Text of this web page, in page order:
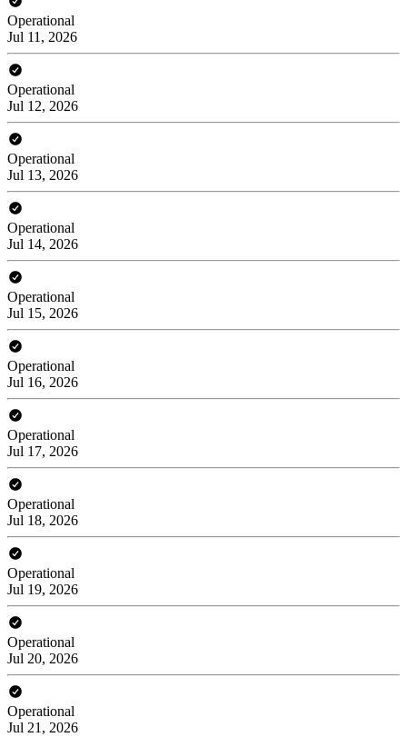
Operational
Jul 11, 2026
Operational
Jul 12, 2026
Operational
Jul 13, 2026
Operational
Jul 14, 2026
Operational
Jul 15, 2026
Operational
Jul 16, 2026
Operational
Jul 17, 2026
Operational
Jul 18, 2026
Operational
Jul 19, 2026
Operational
Jul 20, 2026
Operational
Jul 21, 2026